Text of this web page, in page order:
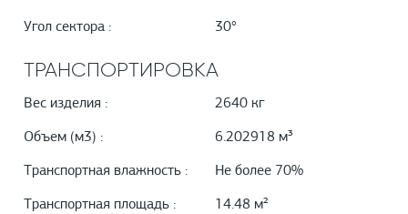
Угол сектора : 30°
ТРАНСПОРТИРОВКА
Вес изделия : 2640 кг
Объем (м3) : 6.202918 м³
Транспортная влажность : Не более 70%
Транспортная площадь : 14.48 м²